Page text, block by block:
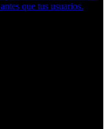
que tus usuarios.